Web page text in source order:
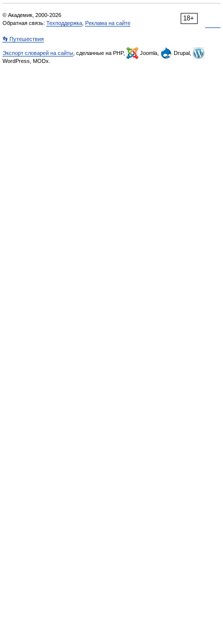
18+
© Академик, 2000-2026
Обратная связь: Техподдержка Реклама на сайте
👣 Путешествия
Экспорт словарей на сайты , сделанные на PHP, Joomla,
Drupal,
WordPress, MODx.